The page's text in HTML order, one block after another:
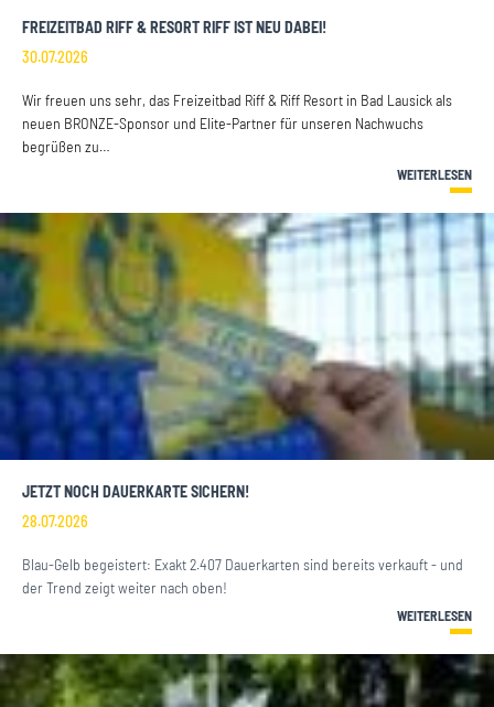
FREIZEITBAD RIFF & RESORT RIFF IST NEU DABEI!
30.07.2026
Wir freuen uns sehr, das Freizeitbad Riff & Riff Resort in Bad Lausick als
neuen BRONZE-Sponsor und Elite-Partner für unseren Nachwuchs
begrüßen zu…
WEITERLESEN
JETZT NOCH DAUERKARTE SICHERN!
28.07.2026
Blau-Gelb begeistert: Exakt 2.407 Dauerkarten sind bereits verkauft - und
der Trend zeigt weiter nach oben!
WEITERLESEN